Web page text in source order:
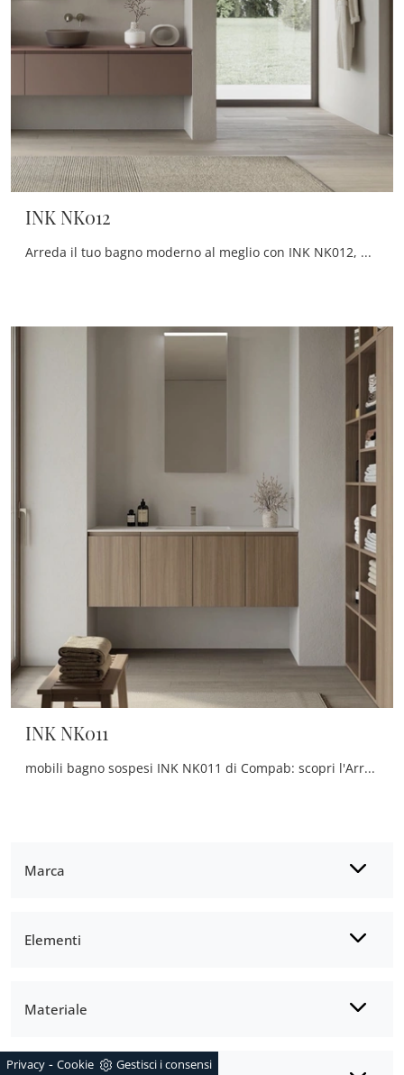
Marca
Elementi
Materiale
INK NK012
Arreda il tuo bagno moderno al meglio con INK NK012, mobili bagno sospesi e complementi in laccato opaco di Compab.
INK NK011
mobili bagno sospesi INK NK011 di Compab: scopri l'Arredo Bagno in melaminico moderno e arreda la stanza del benessere.
Privacy - Cookie Gestisci i consensi